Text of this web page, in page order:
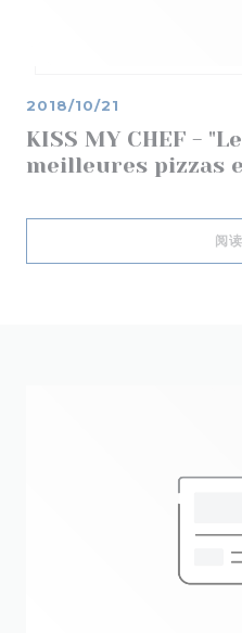
KISS MY CHEF -
meilleures pizzas
2018/10/21
阅